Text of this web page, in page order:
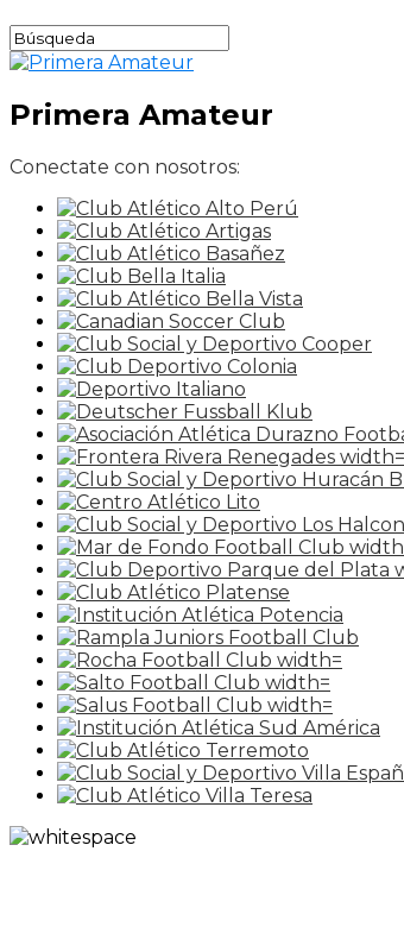
Primera Amateur
Conectate con nosotros: